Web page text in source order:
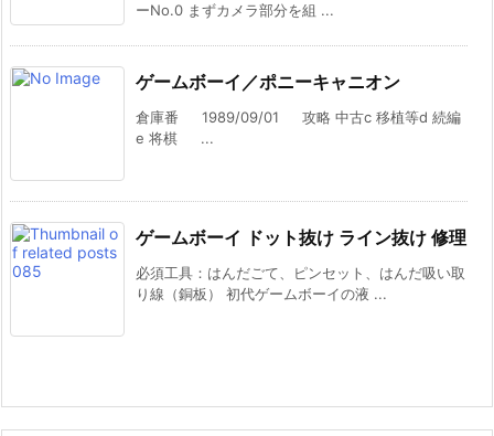
ーNo.0 まずカメラ部分を組 ...
ゲームボーイ／ポニーキャニオン
倉庫番 1989/09/01 攻略 中古c 移植等d 続編
e 将棋 ...
ゲームボーイ ドット抜け ライン抜け 修理
必須工具：はんだごて、ピンセット、はんだ吸い取
り線（銅板） 初代ゲームボーイの液 ...